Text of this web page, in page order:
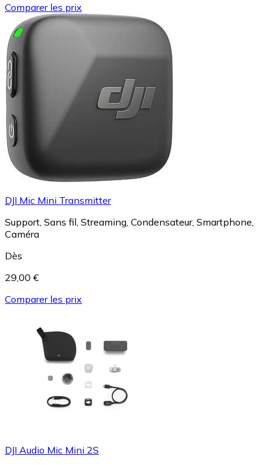
Comparer les prix
DJI Mic Mini Transmitter
Support, Sans fil, Streaming, Condensateur, Smartphone,
Caméra
Dès
29,00 €
Comparer les prix
DJI Audio Mic Mini 2S